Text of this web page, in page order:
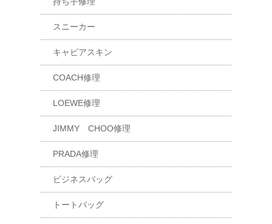
スニーカー
キャビアスキン
COACH修理
LOEWE修理
JIMMY CHOO修理
PRADA修理
ビジネスバッグ
トートバッグ